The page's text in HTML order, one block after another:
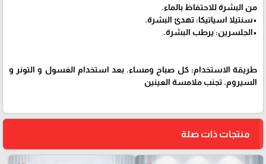
من البشرة للاحتفاظ بالماء.
•سنتيلا اسياتيكا: تهدئ البشرة.
•الجلسرين: يرطب البشرة.
طريقة الاستخدام: كل صباح ومساء. بعد استخدام الغسول و التونر و
السيروم. تجنب ملامسة العينين
منتجات ذات صلة